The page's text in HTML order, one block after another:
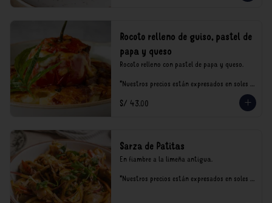
Rocoto relleno de guiso, pastel de
papa y queso
Rocoto relleno con pastel de papa y queso.
*Nuestros precios están expresados en soles e
consumo.
S/ 43.00
Sarza de Patitas
En fiambre a la limeña antigua.
*Nuestros precios están expresados en soles e